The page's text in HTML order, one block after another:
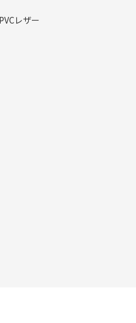
レザー